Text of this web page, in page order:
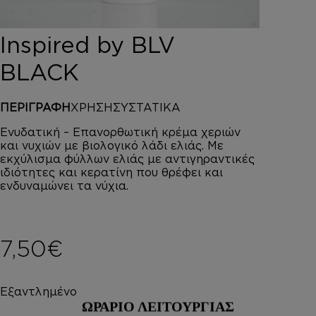
HOROMIA
SPECIAL OFFERS
ΚΑΛΑΘΙ
Inspired by BLV
BLACK
ΠΕΡΙΓΡΑΦΗ ΧΡΗΣΗ ΣΥΣΤΑΤΙΚΑ
Ενυδατική – Επανορθωτική κρέμα χεριών
και νυχιών με βιολογικό λάδι ελιάς. Με
εκχύλισμα φύλλων ελιάς με αντιγηραντικές
ιδιότητες και κερατίνη που θρέφει και
ενδυναμώνει τα νύχια.
7,50€
Εξαντλημένο
ΩΡΑΡΙΟ ΛΕΙΤΟΥΡΓΙΑΣ